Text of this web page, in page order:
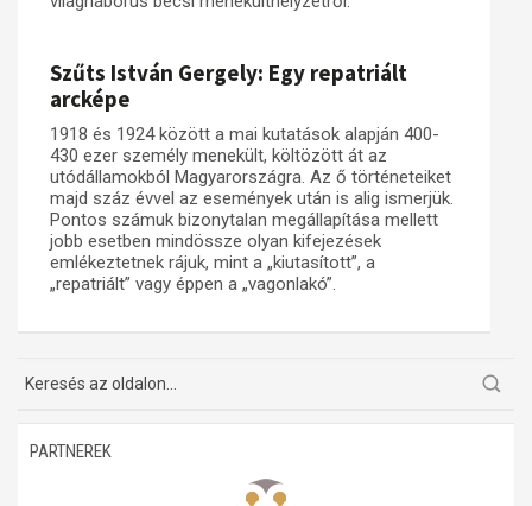
Szűts István Gergely: Egy repatriált
arcképe
1918 és 1924 között a mai kutatások alapján 400-
430 ezer személy menekült, költözött át az
utódállamokból Magyarországra. Az ő történeteiket
majd száz évvel az események után is alig ismerjük.
Pontos számuk bizonytalan megállapítása mellett
jobb esetben mindössze olyan kifejezések
emlékeztetnek rájuk, mint a „kiutasított”, a
„repatriált” vagy éppen a „vagonlakó”.
PARTNEREK